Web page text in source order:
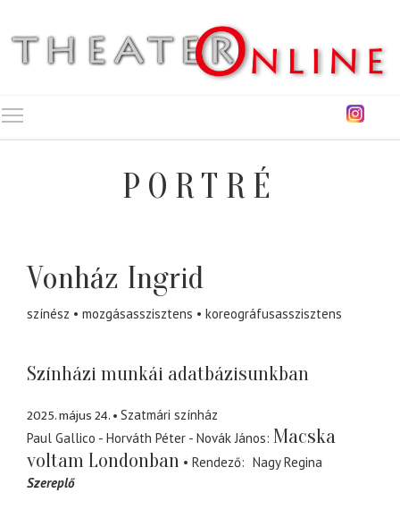
PORTRÉ
Vonház Ingrid
színész mozgásasszisztens koreográfusasszisztens
Színházi munkái adatbázisunkban
2025. május 24.
Szatmári színház
Paul Gallico - Horváth Péter - Novák János Macska
voltam Londonban
Rendező
Nagy Regina
Szereplő